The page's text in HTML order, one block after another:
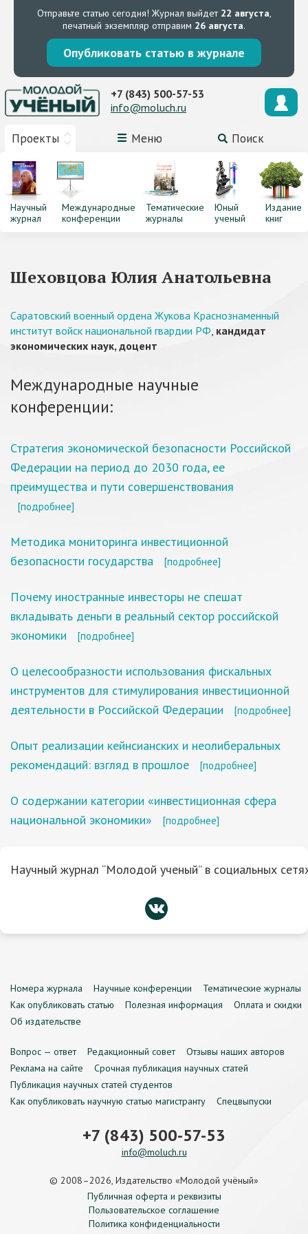
Отправьте статью сегодня! Журнал выйдет 22 августа,
печатный экземпляр отправим 26 августа.
Опубликовать статью в журнале
Проекты Меню Поиск
+7 (843) 500-57-53
info@moluch.ru
Научный
журнал
Международные
конференции
Тематические
журналы
Юный
ученый
Издание
книг
Шеховцова Юлия Анатольевна
Саратовский военный ордена Жукова Краснознаменный
институт войск национальной гвардии РФ, кандидат
экономических наук, доцент
Международные научные
конференции:
Стратегия экономической безопасности Российской
Федерации на период до 2030 года, ее
преимущества и пути совершенствования
[подробнее]
Методика мониторинга инвестиционной
безопасности государства
[подробнее]
Почему иностранные инвесторы не спешат
вкладывать деньги в реальный сектор российской
экономики
[подробнее]
О целесообразности использования фискальных
инструментов для стимулирования инвестиционной
деятельности в Российской Федерации
[подробнее]
Опыт реализации кейнсианских и неолиберальных
рекомендаций: взгляд в прошлое
[подробнее]
О содержании категории «инвестиционная сфера
национальной экономики»
[подробнее]
Научный журнал “Молодой ученый” в социальных
Номера журнала Научные конференции
Тематические журналы
Как опубликовать статью
Полезная информация
Оплата и скидки
Об издательстве
Вопрос — ответ Редакционный совет
Отзывы наших авторов
Реклама на сайте
Срочная публикация научных статей
Публикация научных статей студентов
Как опубликовать научную статью магистранту
Спецвыпуски
+7 (843) 500-57-53
info@moluch.ru
© 2008–2026, Издательство «Молодой учёный»
Публичная оферта и реквизиты
Пользовательское соглашение
Политика конфиденциальности